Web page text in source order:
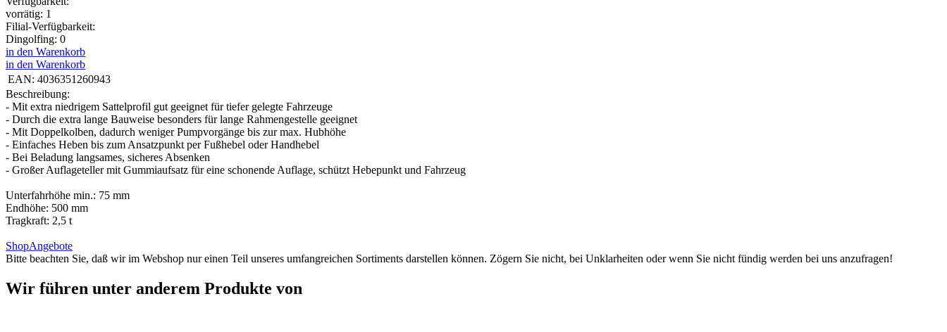
vorrätig: 1
Filial-Verfügbarkeit:
Dingolfing: 0
in den Warenkorb
in den Warenkorb
EAN: 4036351260943
Beschreibung:
- Mit extra niedrigem Sattelprofil gut geeignet für tiefer gelegte Fahrzeuge
- Durch die extra lange Bauweise besonders für lange Rahmengestelle geeignet
- Mit Doppelkolben, dadurch weniger Pumpvorgänge bis zur max. Hubhöhe
- Einfaches Heben bis zum Ansatzpunkt per Fußhebel oder Handhebel
- Bei Beladung langsames, sicheres Absenken
- Großer Auflageteller mit Gummiaufsatz für eine schonende Auflage, schützt Hebepunkt und Fahrzeug
Unterfahrhöhe min.: 75 mm
Endhöhe: 500 mm
Tragkraft: 2,5 t
ShopAngebote
Bitte beachten Sie, daß wir im Webshop nur einen Teil unseres umfangreichen Sortiments darstellen können. Zögern Sie nicht, bei Unklarheiten oder wenn Sie nicht fündig werden bei uns anzufragen!
Wir führen unter anderem Produkte von